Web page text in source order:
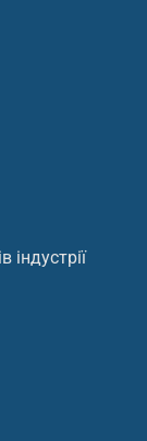
індустрії